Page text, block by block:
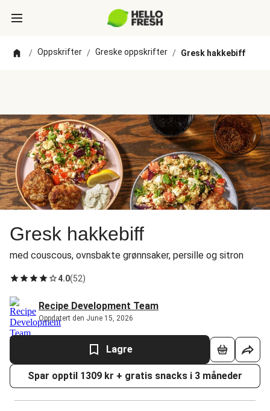
/ Oppskrifter / Greske oppskrifter / Gresk hakkebiff
Gresk hakkebiff
med couscous, ovnsbakte grønnsaker, persille og sitron
4.0(52)
Recipe Development Team
Oppdatert den June 15, 2026
Lagre
Spar opptil 1309 kr + gratis snacks i 3 måneder